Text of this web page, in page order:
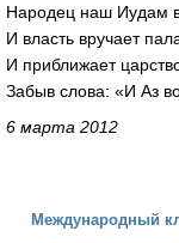
Народец наш Иудам
И власть вручает
И приближает
Забыв слова: «И Аз
6 марта 2012
Международный